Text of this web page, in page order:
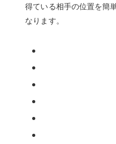
得ている相手の位置を簡
なります。